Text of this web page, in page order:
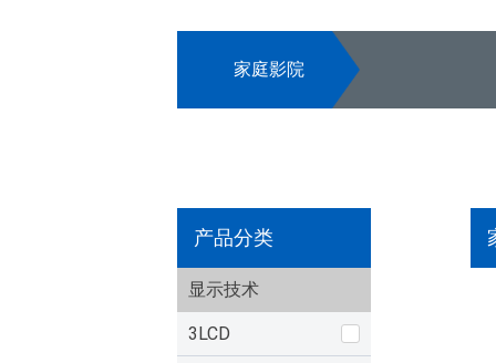
家庭影院
产品分类
显示技术
3LCD